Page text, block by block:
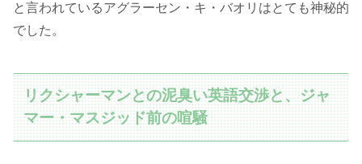
と言われているアグラーセン・キ・バオリはとても神秘的
でした。
リクシャーマンとの泥臭い英語交渉と、ジャ
マー・マスジッド前の喧騒